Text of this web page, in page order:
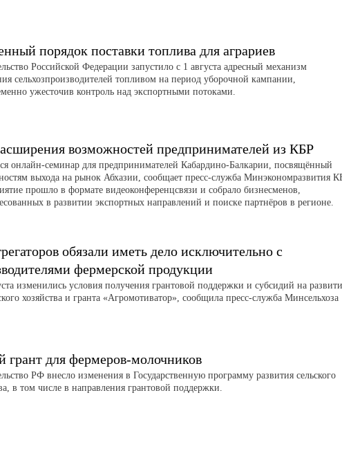
порядок поставки топлива для аграриев
Российской Федерации запустило с 1 августа адресный механизм
сельхозпроизводителей топливом на период уборочной кампании,
ужесточив контроль над экспортными потоками.
возможностей предпринимателей из КБР
онлайн-семинар для предпринимателей Кабардино-Балкарии, посвящённый
выхода на рынок Абхазии, сообщает пресс-служба Минэкономразвития
прошло в формате видеоконференцсвязи и собрало бизнесменов,
в развитии экспортных направлений и поиске партнёров в регионе.
обязали иметь дело исключительно с
фермерской продукции
изменились условия получения грантовой поддержки и субсидий на
хозяйства и гранта «Агромотиватор», сообщила пресс-служба Минсельхоза
грант для фермеров-молочников
РФ внесло изменения в Государственную программу развития сельского
в том числе в направления грантовой поддержки.